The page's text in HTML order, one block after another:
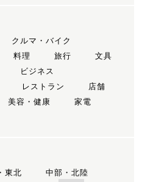
クルマ・バイク
料理 旅行
文具
ビジネス
レストラン
店舗
美容・健康
家電
東北
中部・北陸